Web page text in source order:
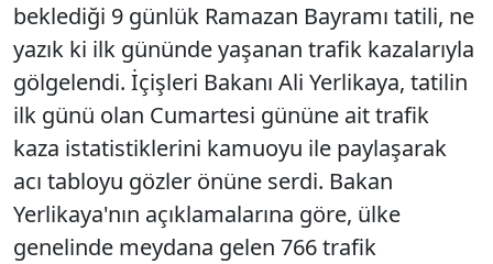
beklediği 9 günlük Ramazan Bayramı tatili, ne
yazık ki ilk gününde yaşanan trafik kazalarıyla
gölgelendi. İçişleri Bakanı Ali Yerlikaya, tatilin
ilk günü olan Cumartesi gününe ait trafik
kaza istatistiklerini kamuoyu ile paylaşarak
acı tabloyu gözler önüne serdi. Bakan
Yerlikaya'nın açıklamalarına göre, ülke
genelinde meydana gelen 766 trafik